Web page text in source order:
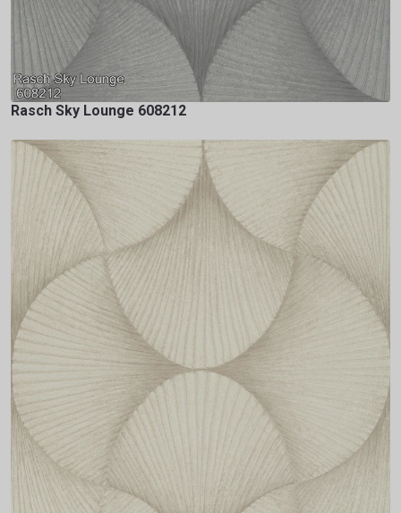
Rasch Sky Lounge 608212